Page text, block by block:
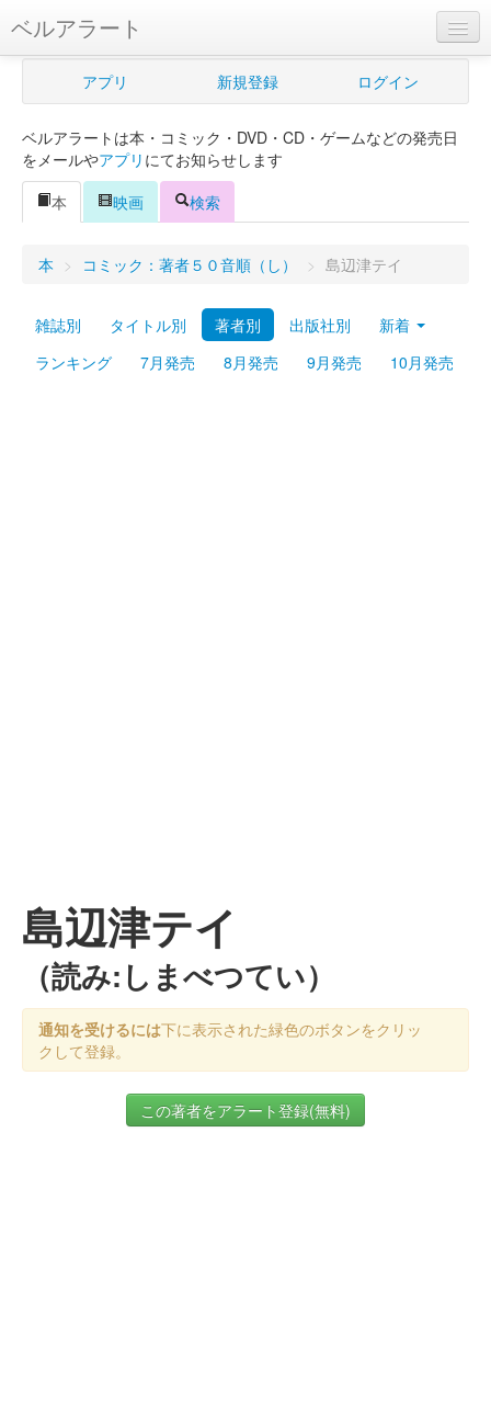
ベルアラート
ベルアラートとは
新規登録
ログイン
Myシェルフ
プレミアム
アプリ 新規登録 ログイン
ベルアラートは本・コミック・DVD・CD・ゲームなどの発売日
をメールやアプリ にてお知らせします
本
映画 検索
本 > コミック：著者５０音順（し） > 島辺津テイ
雑誌別 タイトル別 著者別 出版社別
新着
ランキング
7月発売 8月発売 9月発売 10月発売
島辺津テイ
（読み:しまべつてい）
通知を受けるには下に表示された緑色のボタンをクリッ
クして登録。
この著者をアラート登録(無料)